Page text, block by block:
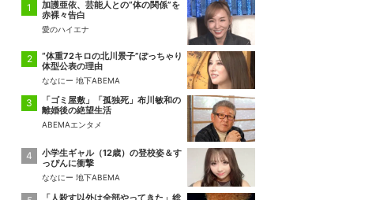
加護亜依、芸能人との“体の関係”を
赤裸々告白
愛のハイエナ
“体重72キロの北川景子”ぽっちゃり
体型公表の理由
ななにー 地下ABEMA
「ゴミ屋敷」「孤独死」布川敏和の
離婚後の絶望生活
ABEMAエンタメ
小学生ギャル（12歳）の登校姿＆す
っぴんに衝撃
ななにー 地下ABEMA